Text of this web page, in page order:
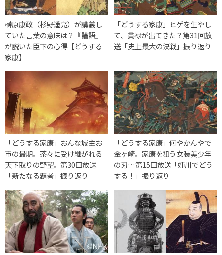
榊原康政（杉野遥亮）が講義し
ていた言葉の意味は？『論語』
が説いた臣下の心得【どうする
家康】
「どうする家康」ヒゲを生やし
て、貫禄が出てきた？第31回放
送「史上最大の決戦」振り返り
「どうする家康」おんな城主お
市の最期。茶々に受け継がれる
天下取りの野望。第30回放送
「新たなる覇者」振り返り
「どうする家康」何やかんやで
金ヶ崎。家康を狙う女装美少年
の刃…第15回放送「姉川でどう
する！」振り返り